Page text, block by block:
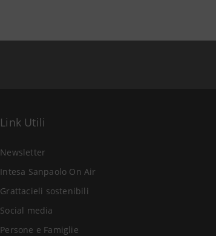
Link Utili
Newsletter
Intesa Sanpaolo On Air
Grattacieli sostenibili
Social media
Persone e Famiglie